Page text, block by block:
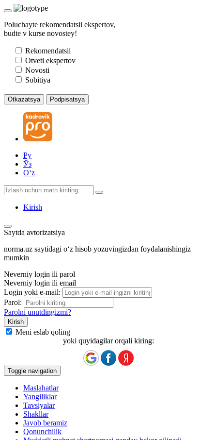
Poluchayte rekomendatsii ekspertov,
budte v kurse novostey!
Rekomendatsii
Otveti ekspertov
Novosti
Sobitiya
Otkazatsya Podpisatsya
Ру
Ўз
Oʻz
Kirish
Saytda avtorizatsiya
norma.uz saytidagi oʻz hisob yozuvingizdan foydalanishingiz
mumkin
Neverniy login ili parol
Neverniy login ili email
Login yoki e-mail:
Parol:
Parolni unutdingizmi?
Meni eslab qoling
yoki quyidagilar orqali kiring:
Toggle navigation
Maslahatlar
Yangiliklar
Tavsiyalar
Shakllar
Javob beramiz
Qonunchilik